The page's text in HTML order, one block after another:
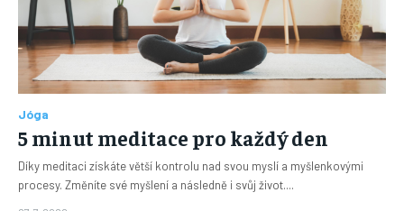
Jóga
5 minut meditace pro každý den
Díky meditaci získáte větší kontrolu nad svou myslí a myšlenkovými
procesy. Změníte své myšlení a následně i svůj život....